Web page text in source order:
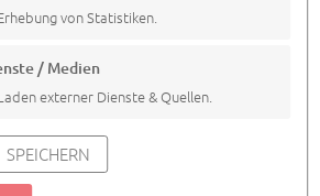
COOKIE EINSTELLUNGEN
Agentur Siedepunkt
von Statistiken.
/ Medien
externer Dienste & Quellen.
SPEICHERN